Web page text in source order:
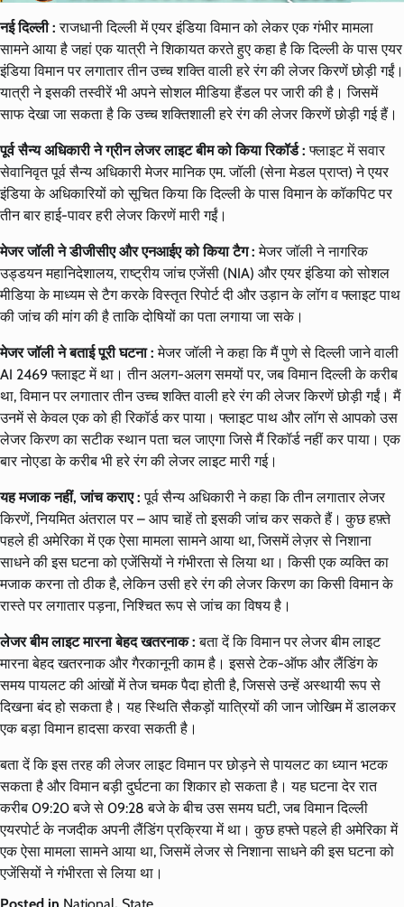
नई दिल्ली : राजधानी दिल्ली में एयर इंडिया विमान को लेकर एक गंभीर मामला
सामने आया है जहां एक यात्री ने शिकायत करते हुए कहा है कि दिल्ली के पास एयर
इंडिया विमान पर लगातार तीन उच्च शक्ति वाली हरे रंग की लेजर किरणें छोड़ी गईं।
यात्री ने इसकी तस्वीरें भी अपने सोशल मीडिया हैंडल पर जारी की है। जिसमें
साफ देखा जा सकता है कि उच्च शक्तिशाली हरे रंग की लेजर किरणें छोड़ी गई हैं।
पूर्व सैन्य अधिकारी ने ग्रीन लेजर लाइट बीम को किया रिकॉर्ड :फ्लाइट में सवार
सेवानिवृत पूर्व सैन्य अधिकारी मेजर मानिक एम. जॉली (सेना मेडल प्राप्त) ने एयर
इंडिया के अधिकारियों को सूचित किया कि दिल्ली के पास विमान के कॉकपिट पर
तीन बार हाई-पावर हरी लेजर किरणें मारी गईं।
मेजर जॉली ने डीजीसीए और एनआईए को किया टैग : मेजर जॉली ने नागरिक
उड्डयन महानिदेशालय, राष्ट्रीय जांच एजेंसी (NIA) और एयर इंडिया को सोशल
मीडिया के माध्यम से टैग करके विस्तृत रिपोर्ट दी और उड़ान के लॉग व फ्लाइट पाथ
की जांच की मांग की है ताकि दोषियों का पता लगाया जा सके।
मेजर जॉली ने बताई पूरी घटना : मेजर जॉली ने कहा कि मैं पुणे से दिल्ली जाने वाली
AI 2469 फ्लाइट में था। तीन अलग-अलग समयों पर, जब विमान दिल्ली के करीब
था, विमान पर लगातार तीन उच्च शक्ति वाली हरे रंग की लेजर किरणें छोड़ी गईं। मैं
उनमें से केवल एक को ही रिकॉर्ड कर पाया। फ्लाइट पाथ और लॉग से आपको उस
लेजर किरण का सटीक स्थान पता चल जाएगा जिसे मैं रिकॉर्ड नहीं कर पाया। एक
बार नोएडा के करीब भी हरे रंग की लेजर लाइट मारी गई।
यह मजाक नहीं, जांच कराए : पूर्व सैन्य अधिकारी ने कहा कि तीन लगातार लेजर
किरणें, नियमित अंतराल पर – आप चाहें तो इसकी जांच कर सकते हैं। कुछ हफ़्ते
पहले ही अमेरिका में एक ऐसा मामला सामने आया था, जिसमें लेज़र से निशाना
साधने की इस घटना को एजेंसियों ने गंभीरता से लिया था। किसी एक व्यक्ति का
मजाक करना तो ठीक है, लेकिन उसी हरे रंग की लेजर किरण का किसी विमान के
रास्ते पर लगातार पड़ना, निश्चित रूप से जांच का विषय है।
लेजर बीम लाइट मारना बेहद खतरनाक :बता दें कि विमान पर लेजर बीम लाइट
मारना बेहद खतरनाक और गैरकानूनी काम है। इससे टेक-ऑफ और लैंडिंग के
समय पायलट की आंखों में तेज चमक पैदा होती है, जिससे उन्हें अस्थायी रूप से
दिखना बंद हो सकता है। यह स्थिति सैकड़ों यात्रियों की जान जोखिम में डालकर
एक बड़ा विमान हादसा करवा सकती है।
बता दें कि इस तरह की लेजर लाइट विमान पर छोड़ने से पायलट का ध्यान भटक
सकता है और विमान बड़ी दुर्घटना का शिकार हो सकता है। यह घटना देर रात
करीब 09:20 बजे से 09:28 बजे के बीच उस समय घटी, जब विमान दिल्ली
एयरपोर्ट के नजदीक अपनी लैंडिंग प्रक्रिया में था। कुछ हफ्ते पहले ही अमेरिका में
एक ऐसा मामला सामने आया था, जिसमें लेजर से निशाना साधने की इस घटना को
एजेंसियों ने गंभीरता से लिया था।